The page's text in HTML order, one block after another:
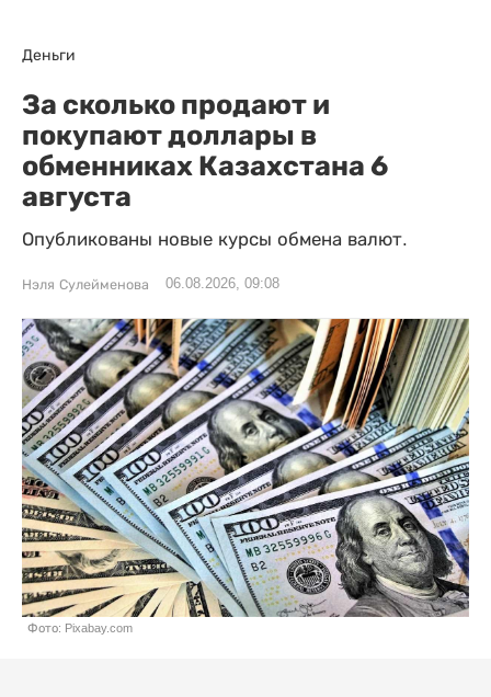
Деньги
За сколько продают и
покупают доллары в
обменниках Казахстана 6
августа
Опубликованы новые курсы обмена валют.
Нэля Сулейменова 06.08.2026, 09:08
Фото: Pixabay.com